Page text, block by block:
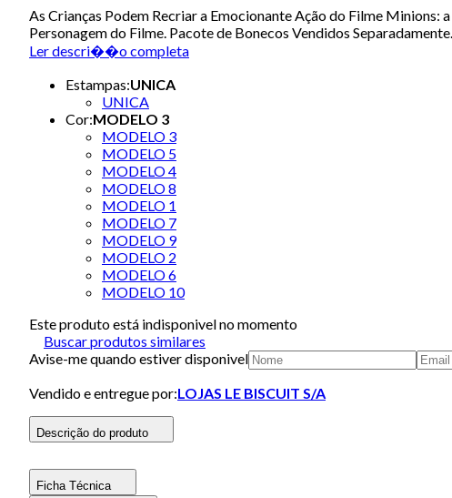
As Crianças Podem Recriar a Emocionante Ação do Filme
Personagem do Filme. Pacote de Bonecos Vendidos Separadamente.
Ler descri��o completa
Estampas:UNICA
UNICA
Cor:MODELO 3
MODELO 3
MODELO 5
MODELO 4
MODELO 8
MODELO 1
MODELO 7
MODELO 9
MODELO 2
MODELO 6
MODELO 10
Este produto está indisponivel no momento
Buscar produtos similares
Avise-me quando estiver disponivel
Vendido e entregue por:LOJAS LE BISCUIT S/A
Descrição do produto
Ficha Técnica